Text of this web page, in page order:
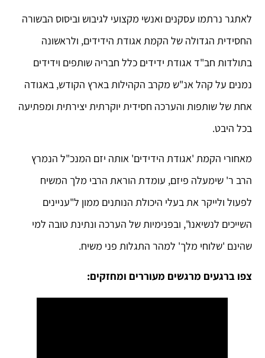
לאתגר נרתמו עסקנים ואנשי מקצועי לגיבוש וביסוס הבשורה
החסידית הגדולה של הקמת אגודת הידידים, ולראשונה
בתולדות חב"ד אגודת ידידים כלל חבריה שותפים וידידים
נמנים על קהל אנ"ש מקרב הקהילות בארץ הקודש, באגודה
אחת של שותפות והערכה חסידית יוקרתית יצירתית ומפתיעה
בכל היבט.
מאחורי הקמת 'אגודת הידידים' אותה יזם המנכ"ל הנמרץ
הרב ר' שימעלה פיזם, עומדת הוראת הרבי מלך המשיח
לפעול ולייקר את בעלי היכולת הנותנים ממון ל"עניינים
השייכים לנשיאנו", ובפנימיות של הערכה ונתינת טובה למי
שהינם 'שלוחי מלך' למהר התגלות פני משיח.
צפו ברגעים מרגשים מעוררים ומחזקים: